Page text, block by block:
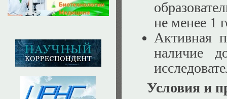
не менее 1
Активная
наличие
Условия и